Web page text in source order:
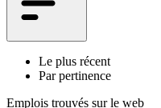
Le plus récent
Par pertinence
Emplois trouvés sur le web